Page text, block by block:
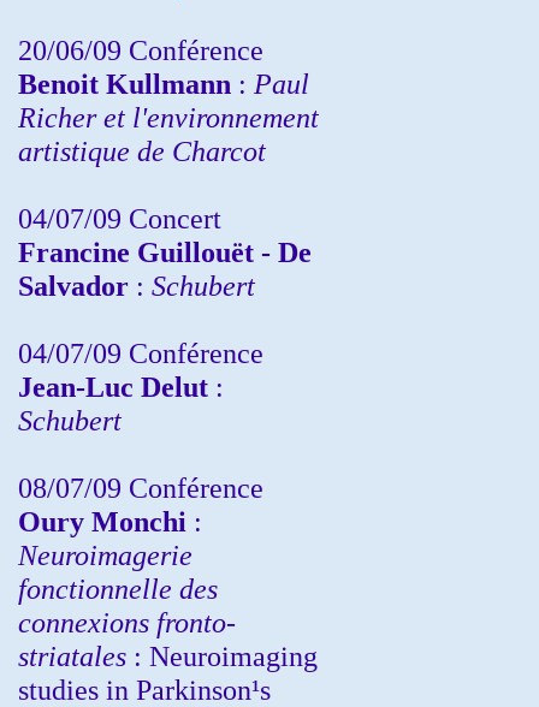
20/06/09 Conférence
Benoit Kullmann : Paul
Richer et l'environnement
artistique de Charcot
04/07/09 Concert
Francine Guillouët - De
Salvador : Schubert
04/07/09 Conférence
Jean-Luc Delut :
Schubert
08/07/09 Conférence
Oury Monchi :
Neuroimagerie
fonctionnelle des
connexions fronto-
striatales : Neuroimaging
studies in Parkinson¹s